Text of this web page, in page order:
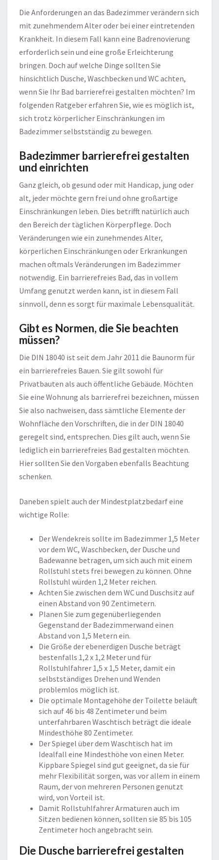
Die Anforderungen an das Badezimmer verändern sich
mit zunehmendem Alter oder bei einer eintretenden
Krankheit. In diesem Fall kann eine Badrenovierung
erforderlich sein und eine große Erleichterung
bringen. Doch auf welche Dinge sollten Sie
hinsichtlich Dusche, Waschbecken und WC achten,
wenn Sie Ihr Bad barrierefrei gestalten möchten? Im
folgenden Ratgeber erfahren Sie, wie es möglich ist,
sich trotz körperlicher Einschränkungen im
Badezimmer selbstständig zu bewegen.
Badezimmer barrierefrei gestalten
und einrichten
Ganz gleich, ob gesund oder mit Handicap, jung oder
alt, jeder möchte gern frei und ohne großartige
Einschränkungen leben. Dies betrifft natürlich auch
den Bereich der täglichen Körperpflege. Doch
Veränderungen wie ein zunehmendes Alter,
körperlichen Einschränkungen oder Erkrankungen
machen oftmals Veränderungen im Badezimmer
notwendig. Ein barrierefreies Bad, das in vollem
Umfang genutzt werden kann, ist in diesem Fall
sinnvoll, denn es sorgt für maximale Lebensqualität.
Gibt es Normen, die Sie beachten
müssen?
Die DIN 18040 ist seit dem Jahr 2011 die Baunorm für
ein barrierefreies Bauen. Sie gilt sowohl für
Privatbauten als auch öffentliche Gebäude. Möchten
Sie eine Wohnung als barrierefrei bezeichnen, müssen
Sie also nachweisen, dass sämtliche Elemente der
Wohnfläche den Vorschriften, die in der DIN 18040
geregelt sind, entsprechen. Dies gilt auch, wenn Sie
lediglich ein barrierefreies Bad gestalten möchten.
Hier sollten Sie den Vorgaben ebenfalls Beachtung
schenken.
Daneben spielt auch der Mindestplatzbedarf eine
wichtige Rolle:
Der Wendekreis sollte im Badezimmer 1,5 Meter
vor dem WC, Waschbecken, der Dusche und
Badewanne betragen, um sich auch mit einem
Rollstuhl stets frei bewegen zu können. Ohne
Rollstuhl würden 1,2 Meter reichen.
Achten Sie zwischen dem WC und Duschsitz auf
einen Abstand von 90 Zentimetern.
Planen Sie zum gegenüberliegenden
Gegenstand der Badezimmerwand einen
Abstand von 1,5 Metern ein.
Die Größe der ebenerdigen Dusche beträgt
bestenfalls 1,2 x 1,2 Meter und für
Rollstuhlfahrer 1,5 x 1,5 Meter, damit ein
selbstständiges Drehen und Wenden
problemlos möglich ist.
Die optimale Montagehöhe der Toilette beläuft
sich auf 46 bis 48 Zentimeter und beim
unterfahrbaren Waschtisch beträgt die ideale
Mindesthöhe 80 Zentimeter.
Der Spiegel über dem Waschtisch hat im
Idealfall eine Mindesthöhe von einen Meter.
Kippbare Spiegel sind gut geeignet, da sie für
mehr Flexibilität sorgen, was vor allem in einem
Raum, der von mehreren Personen genutzt
wird, von Vorteil ist.
Damit Rollstuhlfahrer Armaturen auch im
Sitzen bedienen können, sollten sie 85 bis 105
Zentimeter hoch angebracht sein.
Die Dusche barrierefrei gestalten